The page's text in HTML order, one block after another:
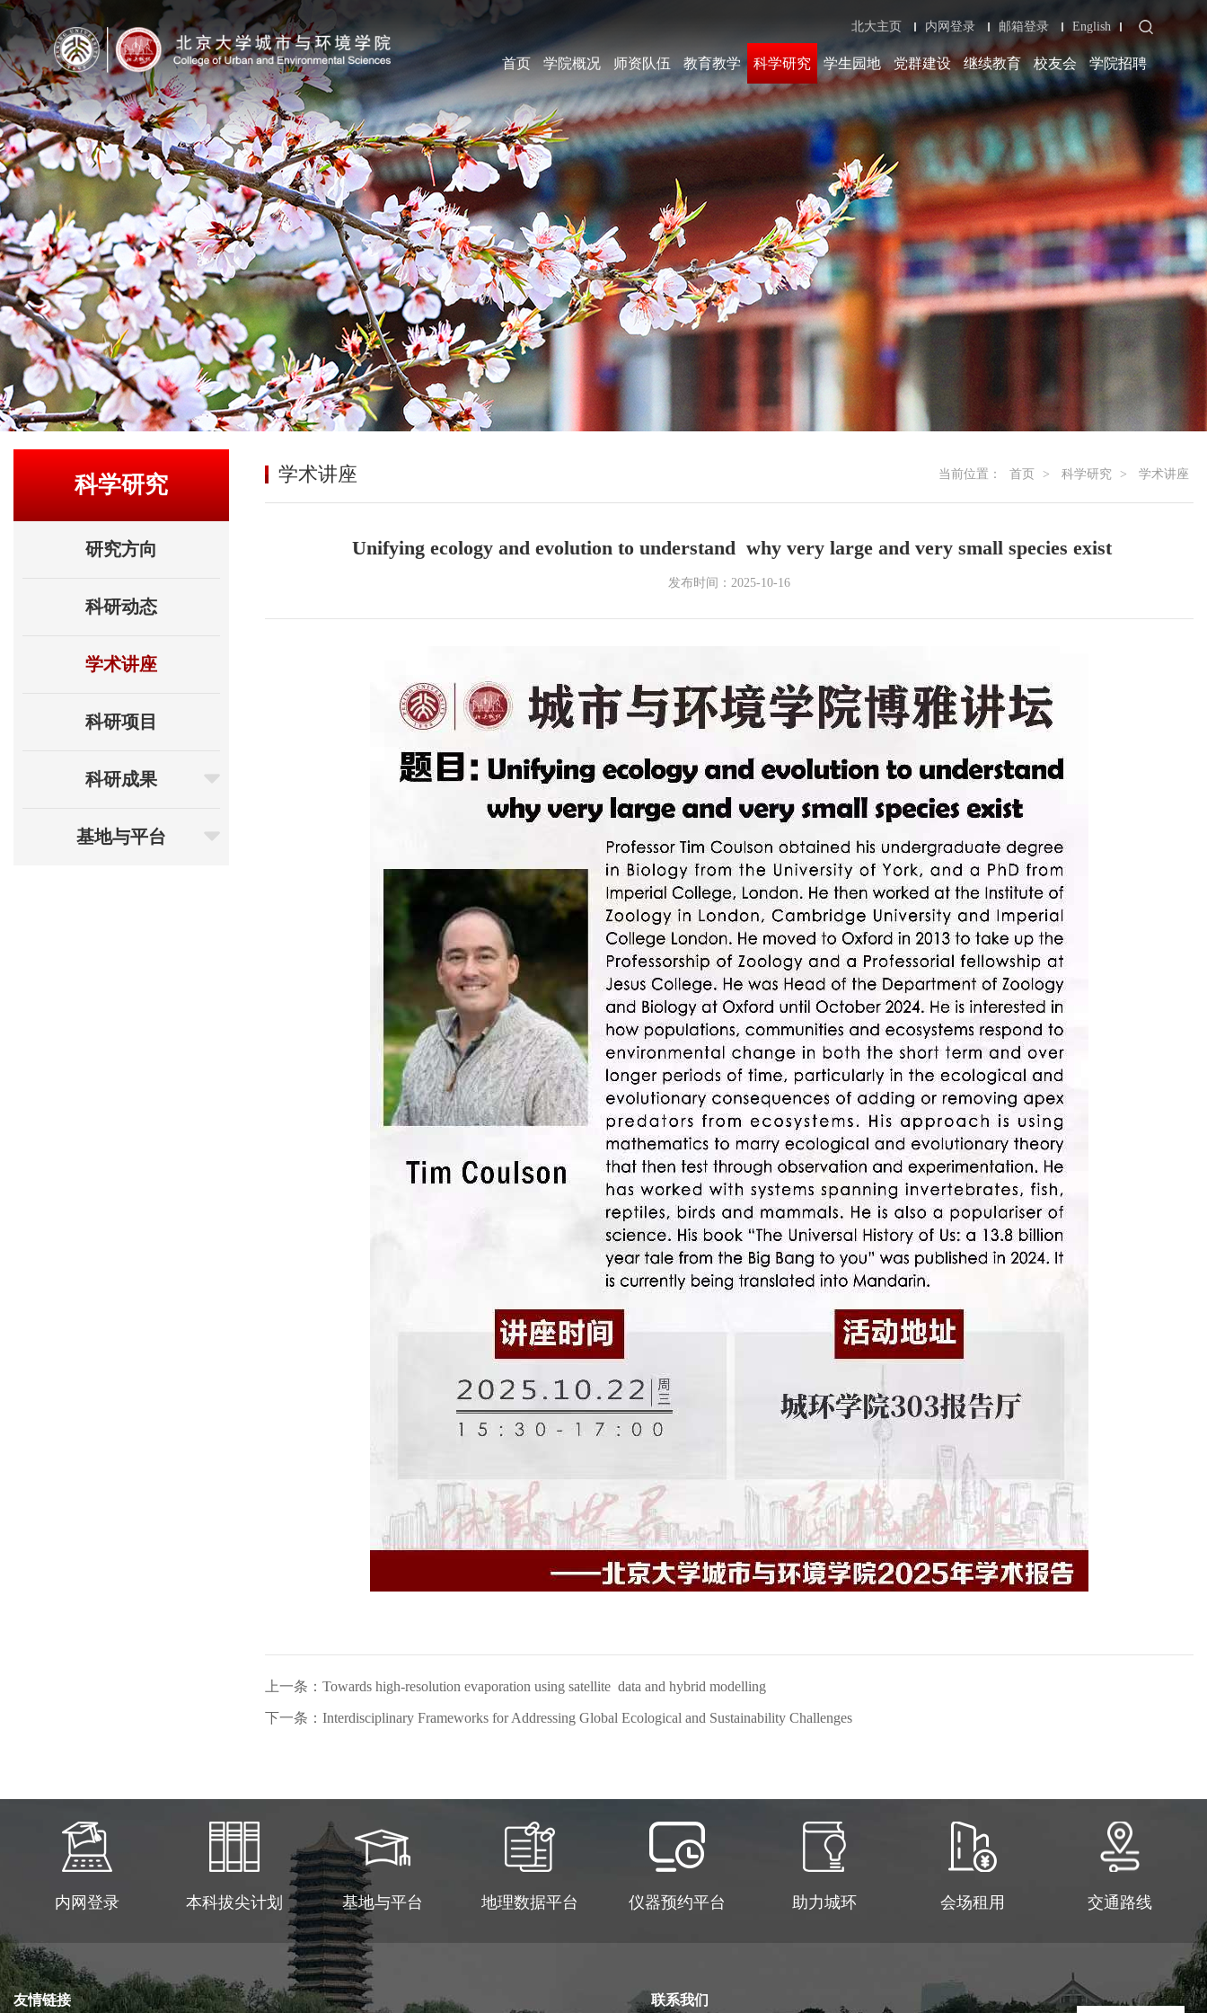
北大主页 内网登录 邮箱登录 English
首页 学院概况 师资队伍 教育教学 科学研究 学生园地 党群建设 继续教育 校友会 学院招聘
科学研究
研究方向
科研动态
学术讲座
科研项目
科研成果
基地与平台
学术讲座 当前位置： 首页 > 科学研究 > 学术讲座
Unifying ecology and evolution to understand why very large and very small species exist
发布时间：2025-10-16
上一条：Towards high-resolution evaporation using satellite data and hybrid modelling
下一条：Interdisciplinary Frameworks for Addressing Global Ecological and Sustainability Challenges
内网登录 本科拔尖计划 基地与平台 地理数据平台 仪器预约平台 助力城环 会场租用 交通路线
友情链接 联系我们